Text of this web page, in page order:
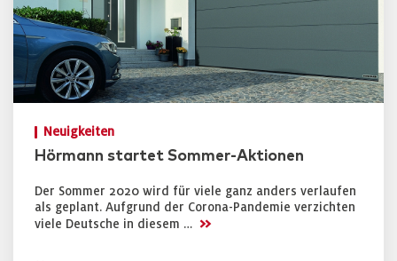
Neuigkeiten
Hörmann startet Sommer-Aktionen
Der Sommer 2020 wird für viele ganz anders verlaufen
als geplant. Aufgrund der Corona-Pandemie verzichten
viele Deutsche in diesem … >>